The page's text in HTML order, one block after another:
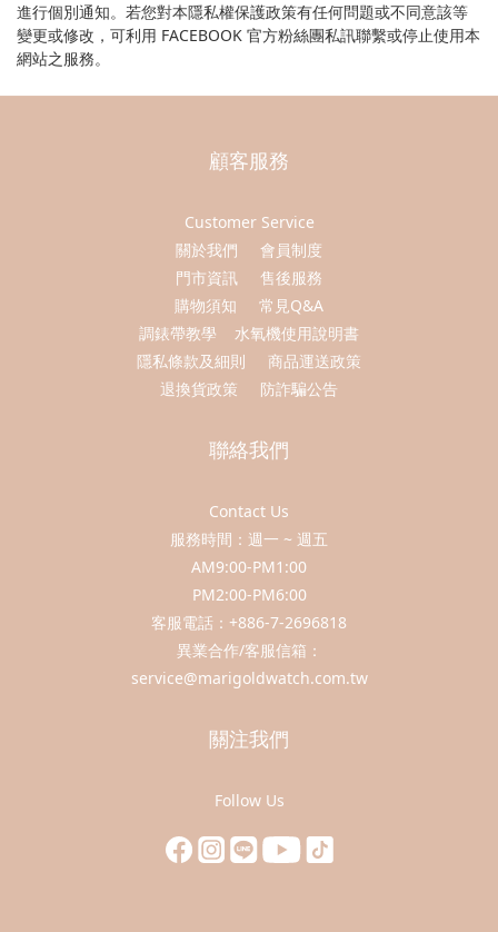
進行個別通知。若您對本隱私權保護政策有任何問題或不同意該等
變更或修改，可利用 FACEBOOK 官方粉絲團私訊聯繫或停止使用本
網站之服務。
顧客服務
Customer Service
關於我們
會員制度
門市資訊
售後服務
購物須知
常見Q&A
調錶帶教學
水氧機使用說明書
隱私條款及細則
商品運送政策
退換貨政策
防詐騙公告
聯絡我們
Contact Us
服務時間：週一 ~ 週五
AM9:00-PM1:00
PM2:00-PM6:00
客服電話：+886-7-2696818
異業合作/客服信箱：
service@marigoldwatch.com.tw
關注我們
Follow Us